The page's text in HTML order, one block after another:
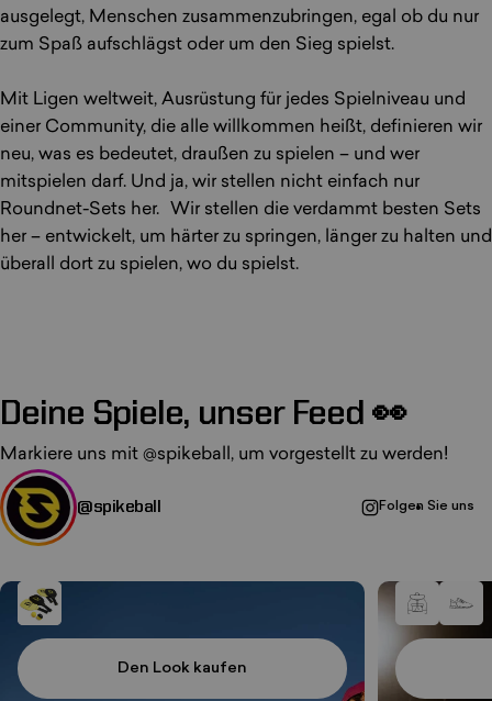
ausgelegt, Menschen zusammenzubringen, egal ob du nur
zum Spaß aufschlägst oder um den Sieg spielst.
Mit Ligen weltweit, Ausrüstung für jedes Spielniveau und
einer Community, die alle willkommen heißt, definieren wir
neu, was es bedeutet, draußen zu spielen – und wer
mitspielen darf. Und ja, wir stellen nicht einfach nur
Roundnet-Sets her. Wir stellen die verdammt besten Sets
her – entwickelt, um härter zu springen, länger zu halten und
überall dort zu spielen, wo du spielst.
Deine Spiele, unser Feed 👀
Markiere uns mit @spikeball , um vorgestellt zu werden!
@spikeball Folgen Sie uns
Den Look kaufen